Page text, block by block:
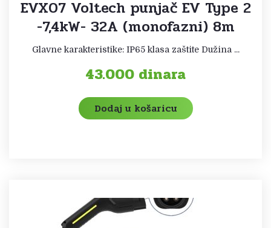
EVX07 Voltech punjač EV Type 2
-7,4kW- 32A (monofazni) 8m
Glavne karakteristike: IP65 klasa zaštite Dužina ...
43.000 dinara
Dodaj u košaricu